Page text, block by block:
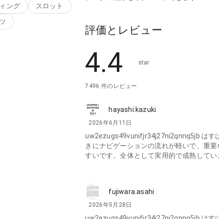
ング
スロット
評価とレビュー
4.4 star
7496 件のレビュー
hayashi.kazuki
2026年6月11日
uw2ezugs49vunifjr34j27ni2qnnq5jb はす
きにナビゲーションの流れが軽いで、重
すいです。全体として実用的で成熟してい
fujiwara.asahi
2026年5月28日